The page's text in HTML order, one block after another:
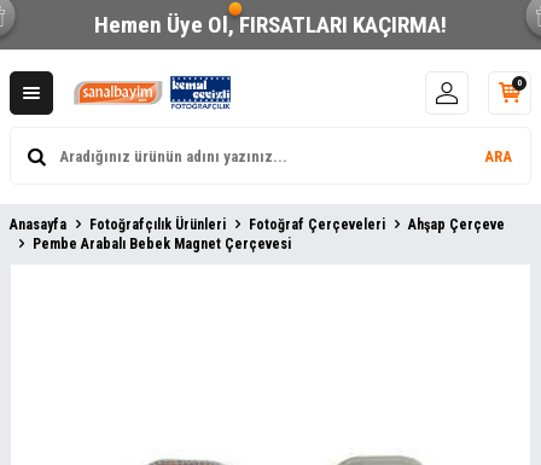
Hemen Üye Ol,FIRSATLARI KAÇIRMA!
ARA
0
Anasayfa Fotoğrafçılık Ürünleri Fotoğraf Çerçeveleri
Ahşap Çerçeve
Pembe Arabalı Bebek Magnet Çerçevesi